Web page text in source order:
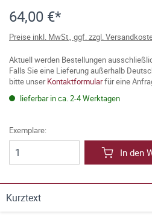
64,00 €*
Preise inkl. MwSt., ggf. zzgl.
Aktuell werden Bestellungen
Falls Sie eine Lieferung außerhalb
bitte unserKontaktformularfür eine
lieferbar in ca. 2-4 Werktagen
Exemplare:
In den
Kurztext